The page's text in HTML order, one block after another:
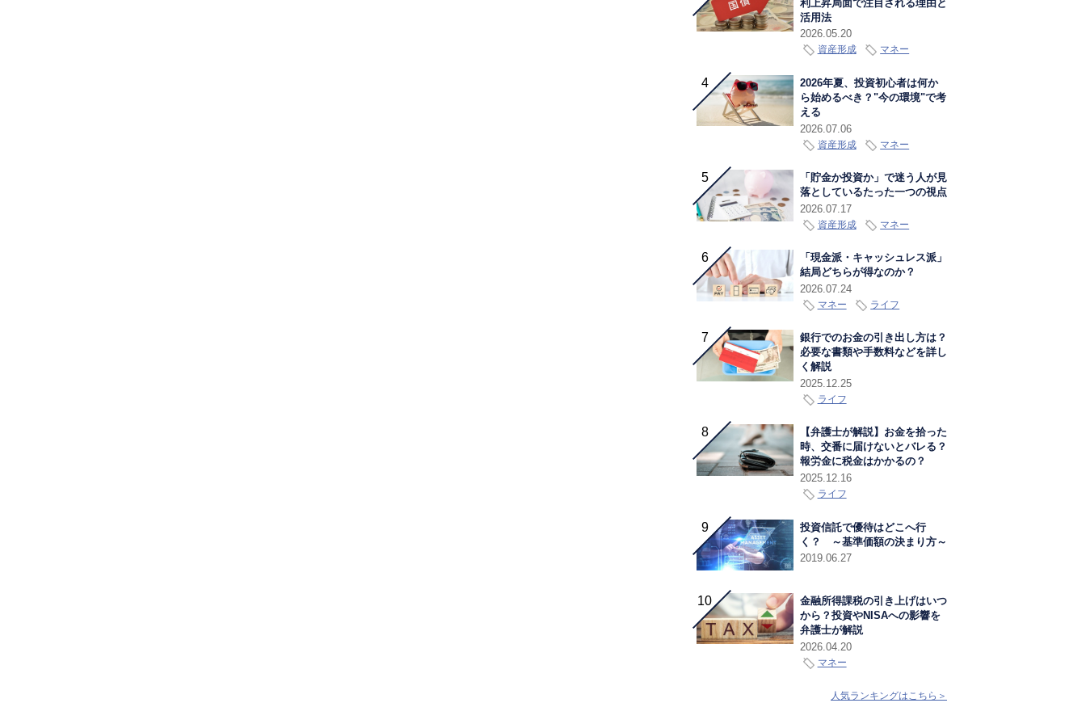
利上昇局面で注目される理由と
活用法
2026.05.20
資産形成 マネー
2026年夏、投資初心者は何か
ら始めるべき？"今の環境"で考
える
2026.07.06
資産形成 マネー
「貯金か投資か」で迷う人が見
落としているたった一つの視点
2026.07.17
資産形成 マネー
「現金派・キャッシュレス派」
結局どちらが得なのか？
2026.07.24
マネー ライフ
銀行でのお金の引き出し方は？
必要な書類や手数料などを詳し
く解説
2025.12.25
ライフ
【弁護士が解説】お金を拾った
時、交番に届けないとバレる？
報労金に税金はかかるの？
2025.12.16
ライフ
投資信託で優待はどこへ行
く？ ～基準価額の決まり方～
2019.06.27
金融所得課税の引き上げはいつ
から？投資やNISAへの影響を
弁護士が解説
2026.04.20
マネー
人気ランキングはこちら＞